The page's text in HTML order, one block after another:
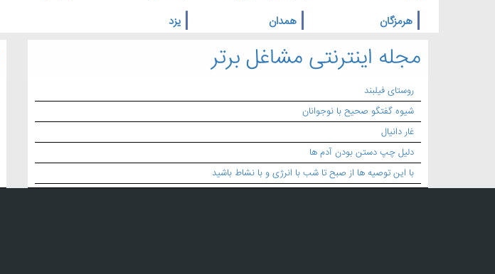
هرمزگان
همدان یزد
مجله اینترنتی مشاغل برتر
روستای فیلبند
شیوه گفتگو صحیح با نوجوانان
غار دانیال
دلیل چپ دستن بودن آدم ها
با این توصیه ها از صبح تا شب با انرژی و با نشاط باشید